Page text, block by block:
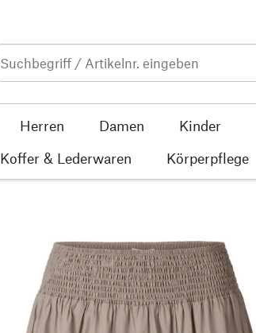
Herren Damen Kinder
Koffer & Lederwaren Körperpflege